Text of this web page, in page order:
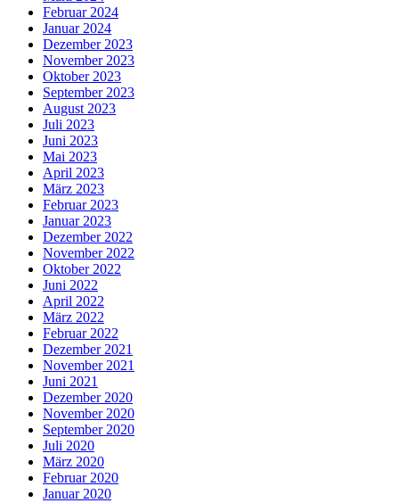
Februar 2024
Januar 2024
Dezember 2023
November 2023
Oktober 2023
September 2023
August 2023
Juli 2023
Juni 2023
Mai 2023
April 2023
März 2023
Februar 2023
Januar 2023
Dezember 2022
November 2022
Oktober 2022
Juni 2022
April 2022
März 2022
Februar 2022
Dezember 2021
November 2021
Juni 2021
Dezember 2020
November 2020
September 2020
Juli 2020
März 2020
Februar 2020
Januar 2020